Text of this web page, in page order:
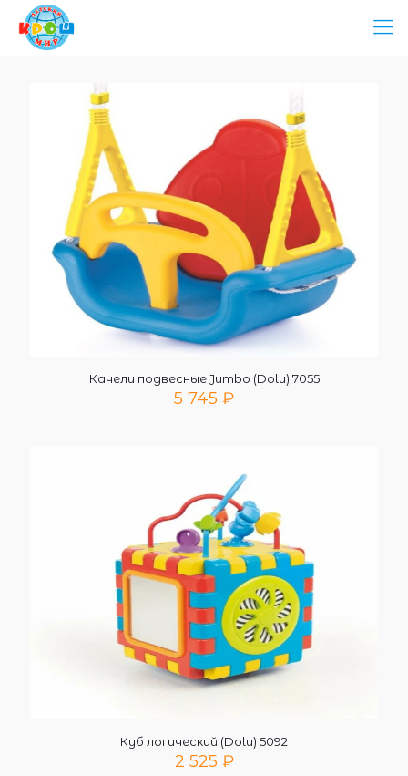
Качели подвесные Jumbo (Dolu) 7055
5 745 ₽
Куб логический (Dolu) 5092
2 525 ₽